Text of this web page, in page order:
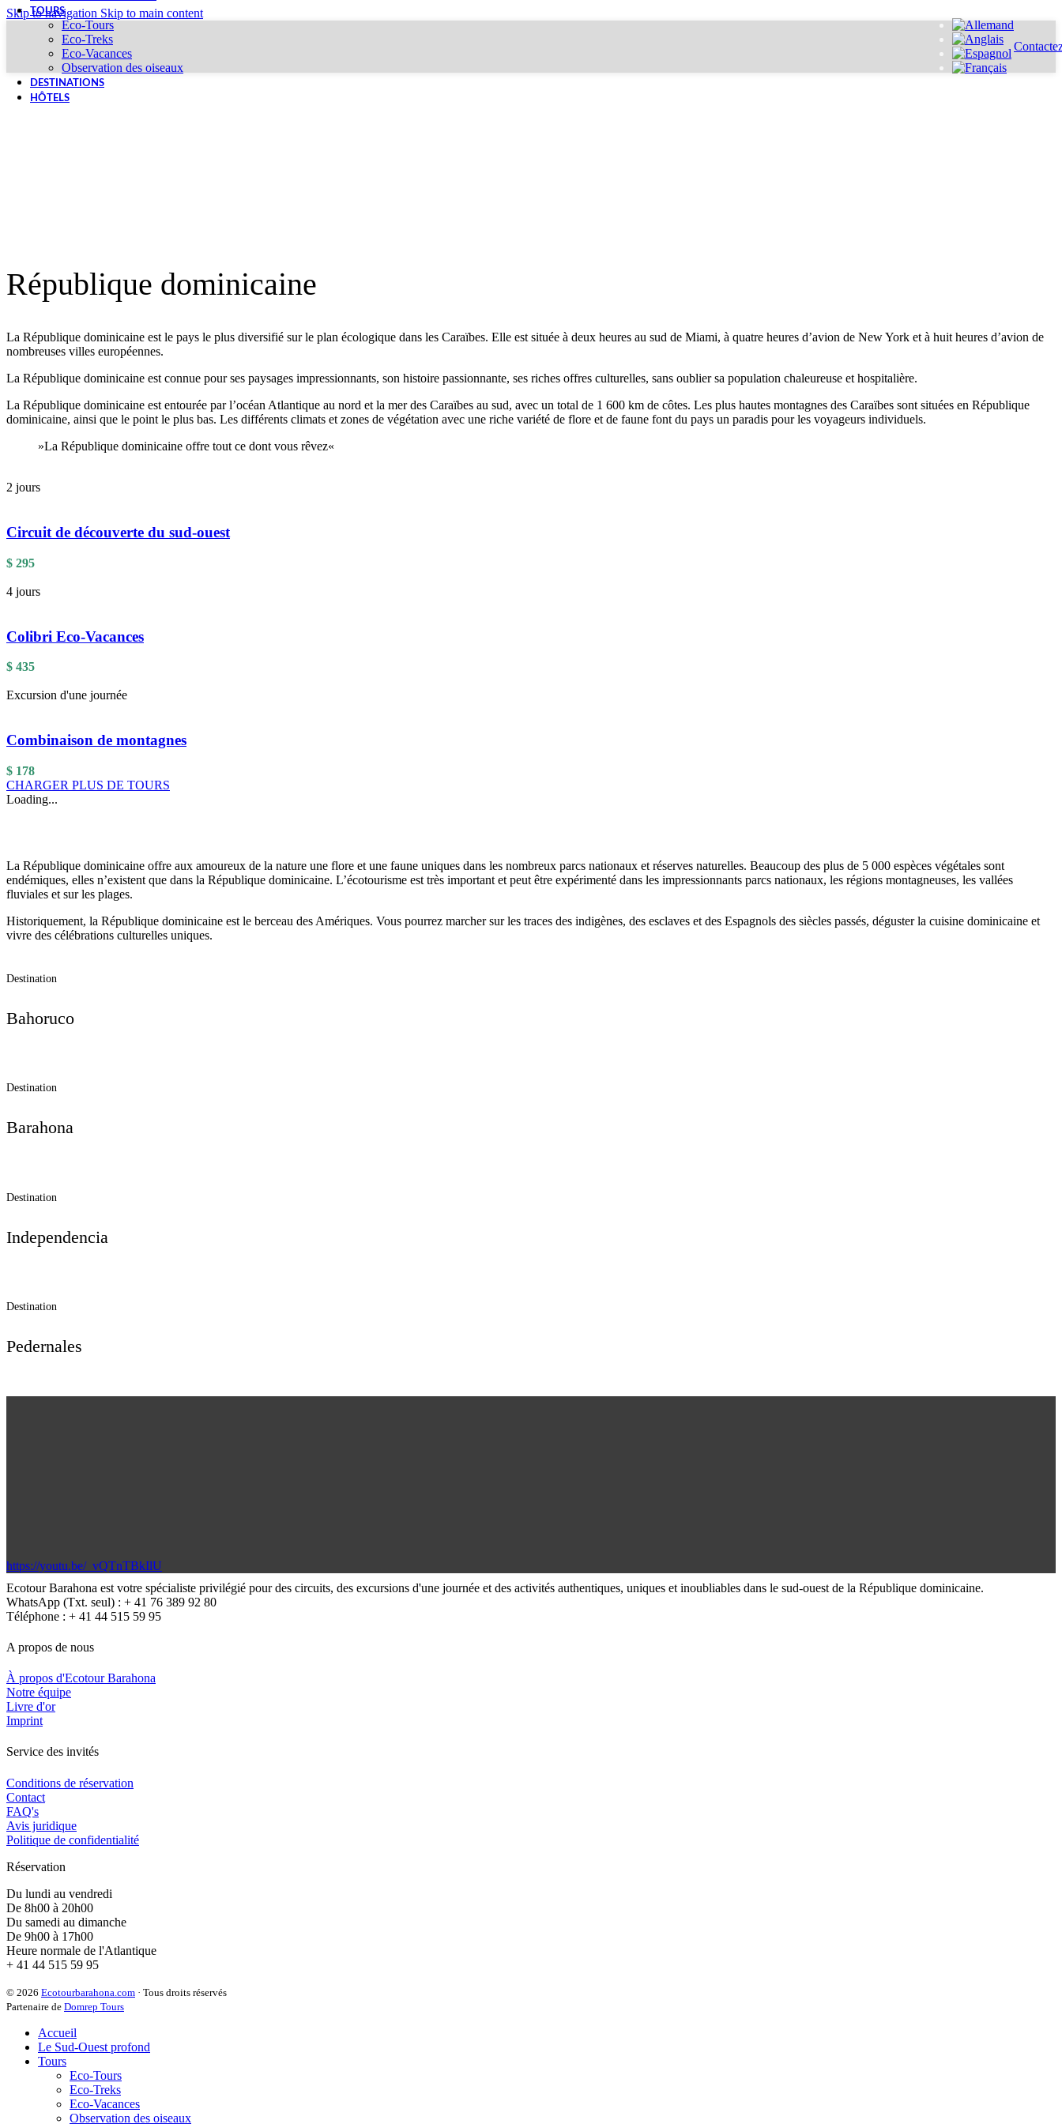
Skip to navigation Skip to main content
TOURS
Eco-Tours
Eco-Treks
Eco-Vacances
Observation des oiseaux
DESTINATIONS
HÔTELS
République dominicaine
La République dominicaine est le pays le plus diversifié sur le plan écologique dans les Caraïbes. Elle est située à deux heures au sud de Miami, à quatre heures d’avion de New York et à huit heures d’avion de
nombreuses villes européennes.
La République dominicaine est connue pour ses paysages impressionnants, son histoire passionnante, ses riches offres culturelles, sans oublier sa population chaleureuse et hospitalière.
La République dominicaine est entourée par l’océan Atlantique au nord et la mer des Caraïbes au sud, avec un total de 1 600 km de côtes. Les plus hautes montagnes des Caraïbes sont situées en République
dominicaine, ainsi que le point le plus bas. Les différents climats et zones de végétation avec une riche variété de flore et de faune font du pays un paradis pour les voyageurs individuels.
»La République dominicaine offre tout ce dont vous rêvez«
2 jours
Circuit de découverte du sud-ouest
$ 295
4 jours
Colibri Eco-Vacances
$ 435
Excursion d'une journée
Combinaison de montagnes
$ 178
CHARGER PLUS DE TOURS
Loading...
La République dominicaine offre aux amoureux de la nature une flore et une faune uniques dans les nombreux parcs nationaux et réserves naturelles. Beaucoup des plus de 5 000 espèces végétales sont
endémiques, elles n’existent que dans la République dominicaine. L’écotourisme est très important et peut être expérimenté dans les impressionnants parcs nationaux, les régions montagneuses, les vallées
fluviales et sur les plages.
Historiquement, la République dominicaine est le berceau des Amériques. Vous pourrez marcher sur les traces des indigènes, des esclaves et des Espagnols des siècles passés, déguster la cuisine dominicaine et
vivre des célébrations culturelles uniques.
Destination
Bahoruco
Destination
Barahona
Destination
Independencia
Destination
Pedernales
https://youtu.be/_vQTnTBkIlU
Ecotour Barahona est votre spécialiste privilégié pour des circuits, des excursions d'une journée et des activités authentiques, uniques et inoubliables dans le sud-ouest de la République dominicaine.
WhatsApp (Txt. seul) : + 41 76 389 92 80
Téléphone : + 41 44 515 59 95
A propos de nous
À propos d'Ecotour Barahona
Notre équipe
Livre d'or
Imprint
Service des invités
Conditions de réservation
Contact
FAQ's
Avis juridique
Politique de confidentialité
Réservation
Du lundi au vendredi
De 8h00 à 20h00
Du samedi au dimanche
De 9h00 à 17h00
Heure normale de l'Atlantique
+ 41 44 515 59 95
© 2026 Ecotourbarahona.com · Tous droits réservés
Partenaire de Domrep Tours
Accueil
Le Sud-Ouest profond
Tours
Eco-Tours
Eco-Treks
Eco-Vacances
Observation des oiseaux